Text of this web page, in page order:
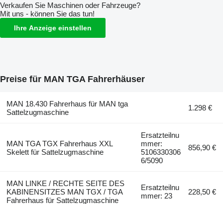
Verkaufen Sie Maschinen oder Fahrzeuge?
Mit uns - können Sie das tun!
Ihre Anzeige einstellen
Preise für MAN TGA Fahrerhäuser
MAN 18.430 Fahrerhaus für MAN tga
Sattelzugmaschine
1.298 €
MAN TGA TGX Fahrerhaus XXL
Skelett für Sattelzugmaschine
Ersatzteilnu
mmer:
5106330306
6/5090
856,90 €
MAN LINKE / RECHTE SEITE DES
KABINENSITZES MAN TGX / TGA
Fahrerhaus für Sattelzugmaschine
Ersatzteilnu
mmer: 23
228,50 €